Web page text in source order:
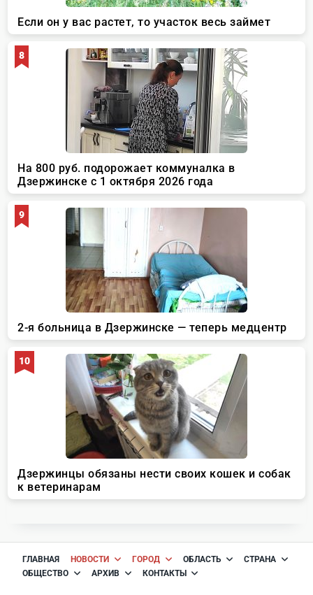
ГЛАВНАЯ НОВОСТИ ГОРОД ОБЛАСТЬ
СТРАНА
ОБЩЕСТВО
АРХИВ КОНТАКТЫ